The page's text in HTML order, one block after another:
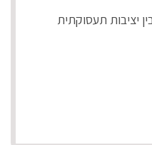
יציבות תעסוקתית